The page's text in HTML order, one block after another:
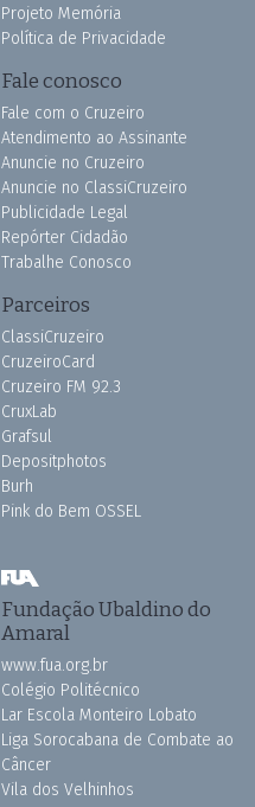
Projeto Memória
Política de Privacidade
Fale conosco
Fale com o Cruzeiro
Atendimento ao Assinante
Anuncie no Cruzeiro
Anuncie no ClassiCruzeiro
Publicidade Legal
Repórter Cidadão
Trabalhe Conosco
Parceiros
ClassiCruzeiro
CruzeiroCard
Cruzeiro FM 92.3
CruxLab
Grafsul
Depositphotos
Burh
Pink do Bem OSSEL
Fundação Ubaldino do
Amaral
www.fua.org.br
Colégio Politécnico
Lar Escola Monteiro Lobato
Liga Sorocabana de Combate ao
Câncer
Vila dos Velhinhos